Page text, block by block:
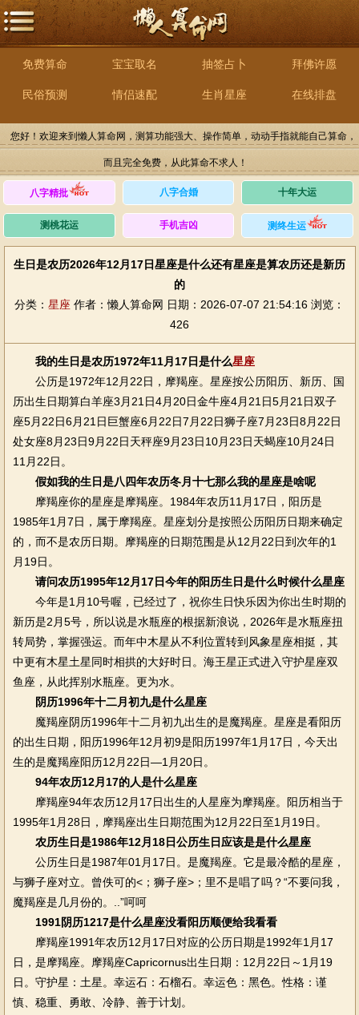
免费算命 宝宝取名 抽签占卜 拜佛许愿
民俗预测 情侣速配 生肖星座 在线排盘
您好！欢迎来到懒人算命网，测算功能强大、操作简单，动动手指就能自己算命，
而且完全免费，从此算命不求人！
八字精批 八字合婚 十年大运
测桃花运 手机吉凶 测终生运
生日是农历2026年12月17日星座是什么还有星座是算农历还是新历
的
分类： 星座 作者：懒人算命网 日期：2026-07-07 21:54:16 浏览：
426
我的生日是农历1972年11月17日是什么星座
公历是1972年12月22日，摩羯座。星座按公历阳历、新历、国
历出生日期算白羊座3月21日4月20日金牛座4月21日5月21日双子
座5月22日6月21日巨蟹座6月22日7月22日狮子座7月23日8月22日
处女座8月23日9月22日天秤座9月23日10月23日天蝎座10月24日
11月22日。
假如我的生日是八四年农历冬月十七那么我的星座是啥呢
摩羯座你的星座是摩羯座。1984年农历11月17日，阳历是
1985年1月7日，属于摩羯座。星座划分是按照公历阳历日期来确定
的，而不是农历日期。摩羯座的日期范围是从12月22日到次年的1
月19日。
请问农历1995年12月17日今年的阳历生日是什么时候什么星座
今年是1月10号喔，已经过了，祝你生日快乐因为你出生时期的
新历是2月5号，所以说是水瓶座的根据新浪说，2026年是水瓶座扭
转局势，掌握强运。而年中木星从不利位置转到风象星座相挺，其
中更有木星土星同时相拱的大好时日。海王星正式进入守护星座双
鱼座，从此挥别水瓶座。更为水。
阴历1996年十二月初九是什么星座
魔羯座阴历1996年十二月初九出生的是魔羯座。星座是看阳历
的出生日期，阳历1996年12月初9是阳历1997年1月17日，今天出
生的是魔羯座阳历12月22日—1月20日。
94年农历12月17的人是什么星座
摩羯座94年农历12月17日出生的人星座为摩羯座。阳历相当于
1995年1月28日，摩羯座出生日期范围为12月22日至1月19日。
农历生日是1986年12月18日公历生日应该是是什么星座
公历生日是1987年01月17日。是魔羯座。它是最冷酷的星座，
与狮子座对立。曾佚可的<；狮子座>；里不是唱了吗？“不要问我，
魔羯座是几月份的。..”呵呵
1991阴历1217是什么星座没看阳历顺便给我看看
摩羯座1991年农历12月17日对应的公历日期是1992年1月17
日，是摩羯座。摩羯座Capricornus出生日期：12月22日～1月19
日。守护星：土星。幸运石：石榴石。幸运色：黑色。性格：谨
慎、稳重、勇敢、冷静、善于计划。